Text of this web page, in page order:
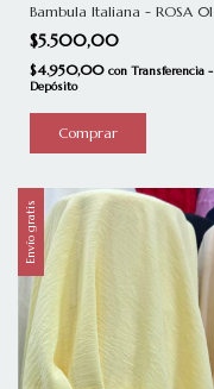
Bambula Italiana - ROSA 01
$5.500,00
$4.950,00 con Transferencia -
Depósito
Envío gratis